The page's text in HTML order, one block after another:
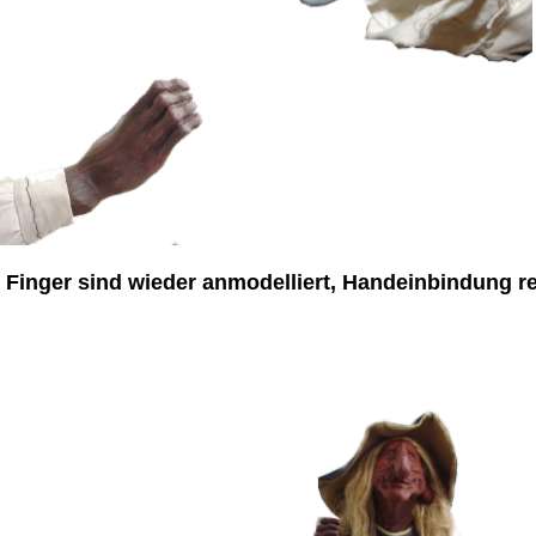
Finger sind wieder anmodelliert, Handeinbindung